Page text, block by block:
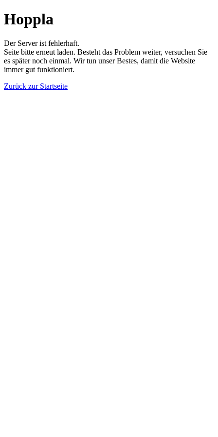
Hoppla
Der Server ist fehlerhaft.
Seite bitte erneut laden. Besteht das Problem weiter, versuchen Sie
es später noch einmal. Wir tun unser Bestes, damit die Website
immer gut funktioniert.
Zurück zur Startseite